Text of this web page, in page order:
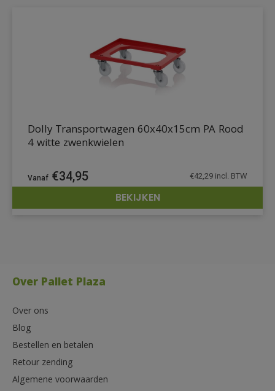
DETAILS
Dolly Transportwagen 60x40x15cm PA Rood
4 witte zwenkwielen
€34,95 €42,29 incl. BTW
BEKIJKEN
Over Pallet Plaza
Over ons
Blog
Bestellen en betalen
Retour zending
Algemene voorwaarden